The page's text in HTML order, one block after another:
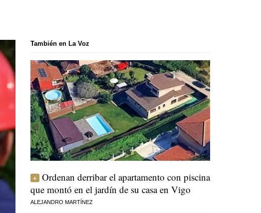
También en La Voz
Ordenan derribar el apartamento con piscina
que montó en el jardín de su casa en Vigo
ALEJANDRO MARTÍNEZ